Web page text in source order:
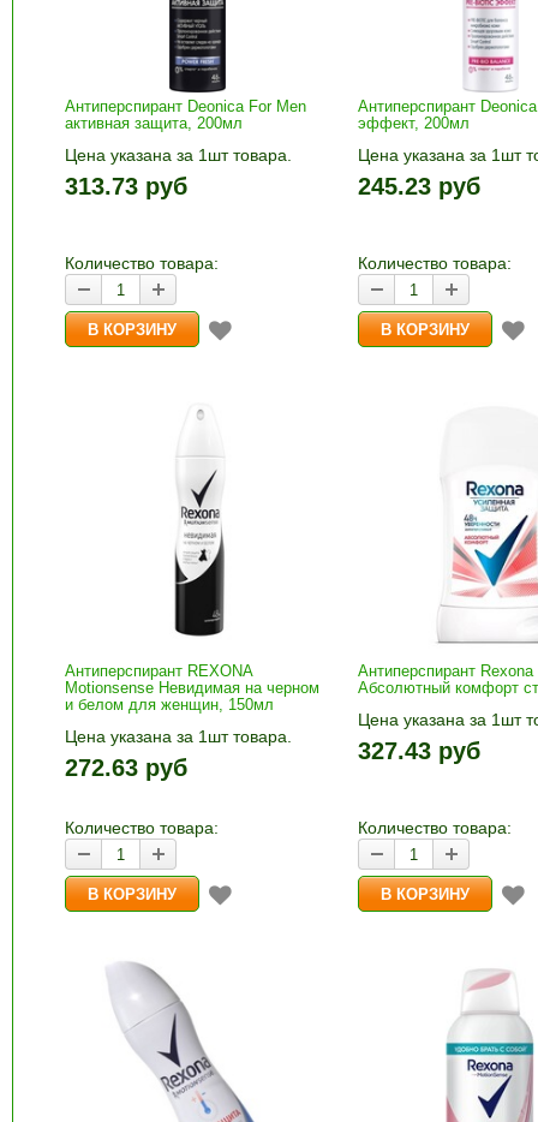
Антиперспирант Deonica For Men
активная защита, 200мл
Цена указана за 1шт товара.
1шт прибавляется кнопками «+»
и «-». Выберите нужное
313.73 руб
Количество товара:
Антиперспирант
эффект, 200мл
Цена указана за 1шт
1шт прибавляется
и «-». Выберите
245.23 руб
Количество товара:
Антиперспирант REXONA
Motionsense Невидимая на черном
и белом для женщин, 150мл
Цена указана за 1шт товара.
1шт прибавляется кнопками «+»
и «-». Выберите нужное
корзину»
272.63 руб
Количество товара:
Антиперспирант Rexona
Абсолютный комфорт
Цена указана за 1шт
1шт прибавляется
и «-». Выберите
327.43 руб
Количество товара: